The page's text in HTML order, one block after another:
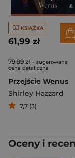
KSIĄŻKA
61,99 zł
79,99 zł - sugerowana
cena detaliczna
Przejście Wenus
Shirley Hazzard
7,7 (3)
Oceny i